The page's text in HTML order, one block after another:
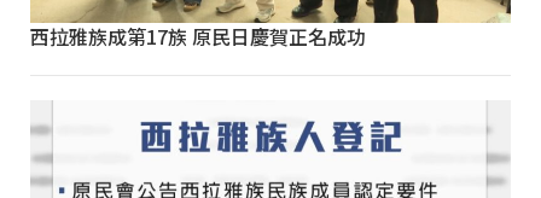
西拉雅族成第17族 原民日慶賀正名成功